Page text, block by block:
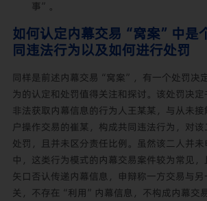
事”。
如何认定内幕交易“窝案”中是
同违法行为以及如何进行处罚
同样是前述内幕交易“窝案”，有一个处罚决
为的认定和处罚值得关注和探讨。该处罚决
非法获取内幕信息的行为人王某某，与从未
户操作交易的崔某，构成共同违法行为，对
处罚，且并未区分责任比例。虽然该二人并
中，这类行为模式的内幕交易案件较为常见
矢口否认传递内幕信息，申辩称一方交易与
关，不存在“利用”内幕信息，不构成内幕交